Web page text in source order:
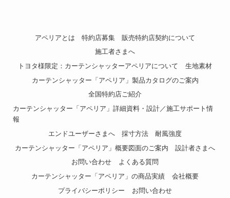
アペリアとは 特約店募集
販売特約店契約について
施工者さまへ
トヨタ様限定：カーテンシャッターアペリアについて
生地素材
カーテンシャッター「アペリア」製品カタログのご案内
全国特約店ご紹介
カーテンシャッター「アペリア」詳細資料・設計／施工サポート情
報
エンドユーザーさまへ
採寸方法
耐風強度
カーテンシャッター「アペリア」概要図面のご案内
設計者さまへ
お問い合わせ
よくある質問
カーテンシャッター「アペリア」の商品実績
会社概要
プライバシーポリシー
お問い合わせ